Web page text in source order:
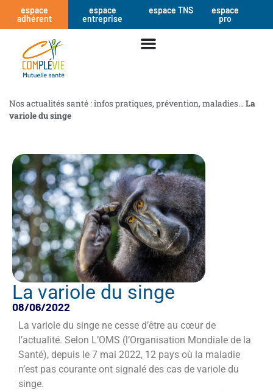
espace
adhérent
espace
entreprise
espace TNS
espace
pro
Nos actualités santé : infos pratiques, prévention, maladies… La
variole du singe
La variole du singe
08/06/2022
La variole du singe ne cesse d’être au cœur de
l’actualité. Selon L’OMS (l’Organisation Mondiale de la
Santé), depuis le 7 mai 2022, 12 pays où la maladie
n’est pas courante ont signalé des cas de variole du
singe.